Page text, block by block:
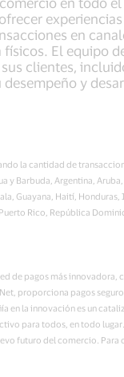
en
El equipo
clientes,
y
la cantidad de
y Barbuda, Argentina,
Guayana, Haití, Honduras,
Rico, República
de pagos más innovadora,
proporciona pagos
en la innovación es un
para todos, en todo
futuro del comercio.